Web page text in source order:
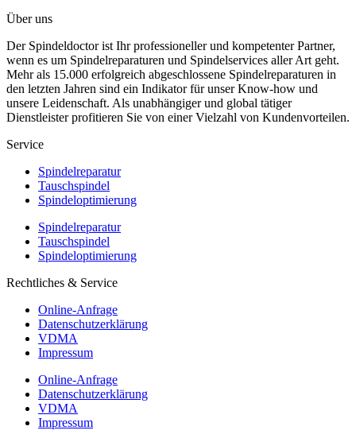
Über uns
Der Spindeldoctor ist Ihr professioneller und kompetenter Partner,
wenn es um Spindelreparaturen und Spindelservices aller Art geht.
Mehr als 15.000 erfolgreich abgeschlossene Spindelreparaturen in
den letzten Jahren sind ein Indikator für unser Know-how und
unsere Leidenschaft. Als unabhängiger und global tätiger
Dienstleister profitieren Sie von einer Vielzahl von Kundenvorteilen.
Service
Spindelreparatur
Tauschspindel
Spindeloptimierung
Spindelreparatur
Tauschspindel
Spindeloptimierung
Rechtliches & Service
Online-Anfrage
Datenschutzerklärung
VDMA
Impressum
Online-Anfrage
Datenschutzerklärung
VDMA
Impressum